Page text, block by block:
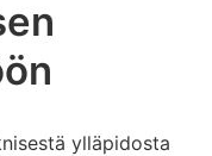
ylläpidosta